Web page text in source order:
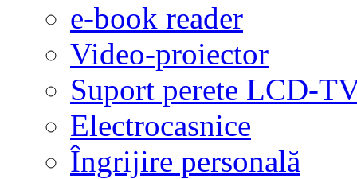
e-book reader
Video-proiector
Suport perete LCD-
Electrocasnice
Îngrijire personală